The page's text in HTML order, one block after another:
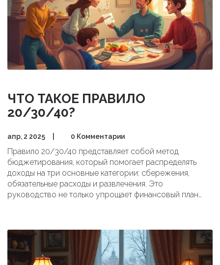
ЧТО ТАКОЕ ПРАВИЛО
20/30/40?
апр, 2 2025 0 Комментарии
Правило 20/30/40 представляет собой метод
бюджетирования, который помогает распределять
доходы на три основные категории: сбережения,
обязательные расходы и развлечения. Это
руководство не только упрощает финансовый план
долгов. В статье мы разбираем, как правило 20/30/40
работает на практике и какие преимущества оно дает.
Узнайте, как применить его в своей жизни для